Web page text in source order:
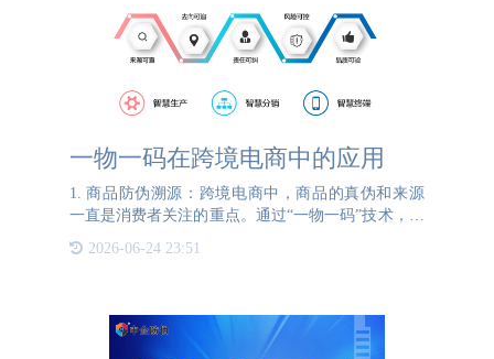
一物一码在跨境电商中的应用
1. 商品防伪溯源：跨境电商中，商品的真伪和来源
一直是消费者关注的重点。通过“一物一码”技术，每
一件商品都有唯一的编码，从生产、包装到运输、销
售的每一个环节都有详细的记录。消费者通过扫描商
2026-06-24 23:51